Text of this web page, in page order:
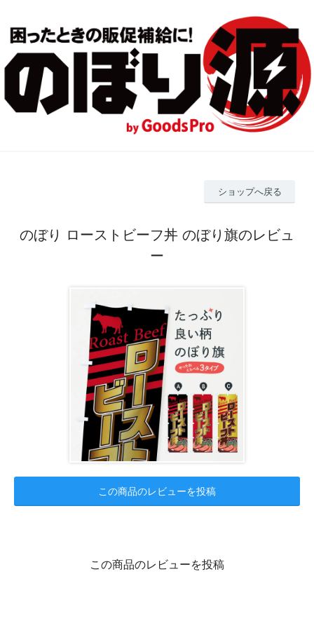
ショップへ戻る
のぼり ローストビーフ丼 のぼり旗のレビュ
ー
この商品のレビューを投稿
この商品のレビューを投稿